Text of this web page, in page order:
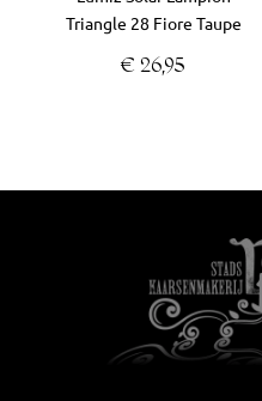
Triangle 28 Fiore Taupe
€ 26,95